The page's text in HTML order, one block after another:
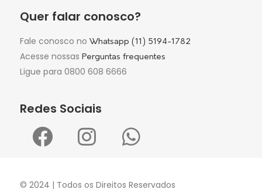
Quer falar conosco?
Fale conosco no Whatsapp (11) 5194-1782
Acesse nossas Perguntas frequentes
Ligue para 0800 608 6666
Redes Sociais
© 2024 | Todos os Direitos Reservados